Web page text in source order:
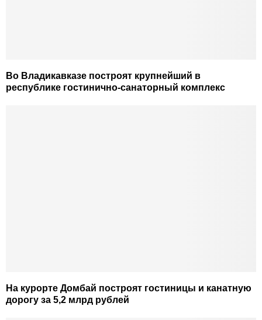
Во Владикавказе построят крупнейший в
республике гостинично-санаторный комплекс
На курорте Домбай построят гостиницы и канатную
дорогу за 5,2 млрд рублей